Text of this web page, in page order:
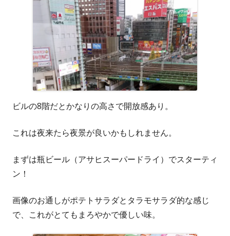
ビルの8階だとかなりの高さで開放感あり。
これは夜来たら夜景が良いかもしれません。
まずは瓶ビール（アサヒスーパードライ）でスターティ
ン！
画像のお通しがポテトサラダとタラモサラダ的な感じ
で、これがとてもまろやかで優しい味。